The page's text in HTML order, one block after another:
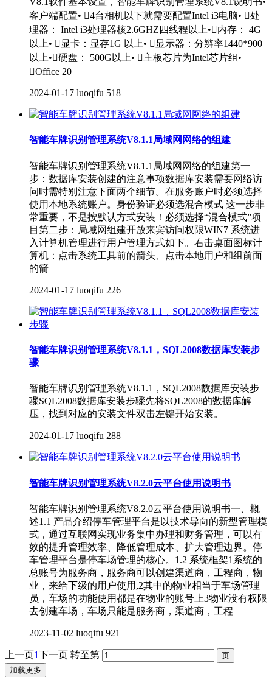
客户端配置• 4台相机以下就需要配置Intel i3电脑• 处
理器： Intel i3处理器核2.6GHZ四线程以上•内存： 4G
以上• 显卡：显存1G 以上• 显示器：分辨率1440*900
以上•硬盘： 500G以上• 主板芯片为Intel芯片组•
Office 20
2024-01-17 luoqifu 518
智能车牌识别管理系统V8.1.1局域网网络的组建
智能车牌识别管理系统V8.1.1局域网网络的组建第一
步：数据库安装创建的注意事项数据库安装需要网络访
问时需特别注意下面两个细节。在服务账户时必须选择
使用本地系统账户。身份验证必须选混合模式 这一步非
常重要，不是按默认方式安装！必须选择“混合模式”项
目第二步：局域网组建开放来宾访问权限WIN7 系统进
入计算机管理进行用户管理方式如下。右击桌面图标计
算机：点击系统工具前的箭头、点击本地用户和组前面
的箭
2024-01-17 luoqifu 226
智能车牌识别管理系统V8.1.1，SQL2008数据库安装步
骤
智能车牌识别管理系统V8.1.1，SQL2008数据库安装步
骤SQL2008数据库安装步骤先将SQL2008的数据库解
压，找到对应的安装文件双击左键开始安装。
2024-01-17 luoqifu 288
智能车牌识别管理系统V8.2.0云平台使用说明书
智能车牌识别管理系统V8.2.0云平台使用说明书一、概
述1.1 产品介绍停车管理平台是以技术导向的新型管理模
式，通过互联网实现业务集中办理和财务管理，可以有
效的提升管理效率、降低管理成本、扩大管理边界。停
车管理平台是停车场管理的核心。1.2 系统框架1系统的
总账号为服务商，服务商可以创建渠道商，工程商，物
业，来给下级的用户使用,2其中的物业相当于车场管理
员，车场的功能使用都是在物业的账号上3物业没有权限
去创建车场，车场只能是服务商，渠道商，工程
2023-11-02 luoqifu 921
上一页1下一页 转至第
加载更多